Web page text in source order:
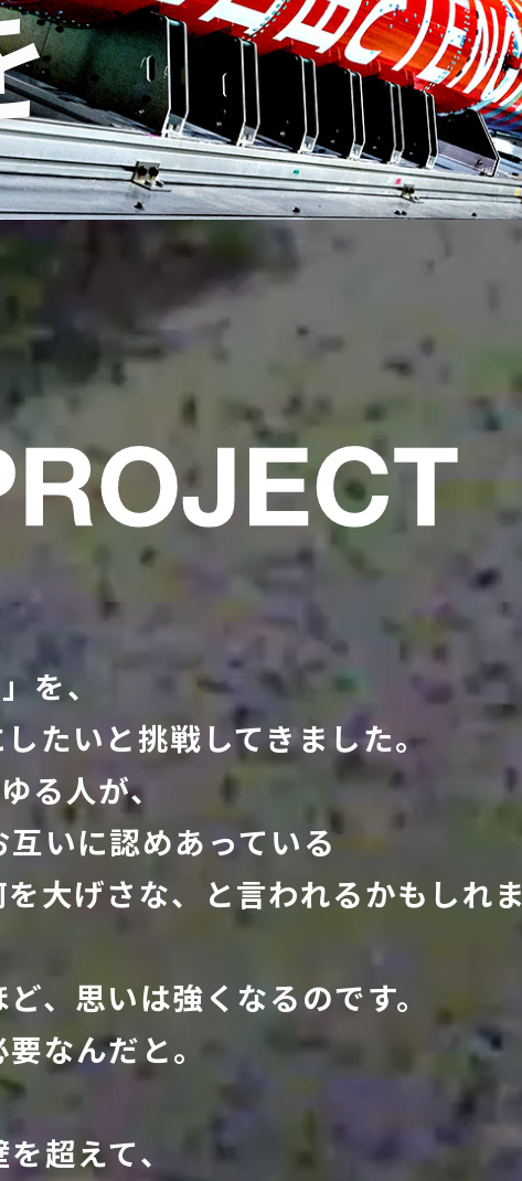
を、
たいと挑戦してきました。
る⼈が、
いに認めあっている
⼤げさな、と⾔われるかもしれま
、思いは強くなるのです。
なんだと。
超えて、